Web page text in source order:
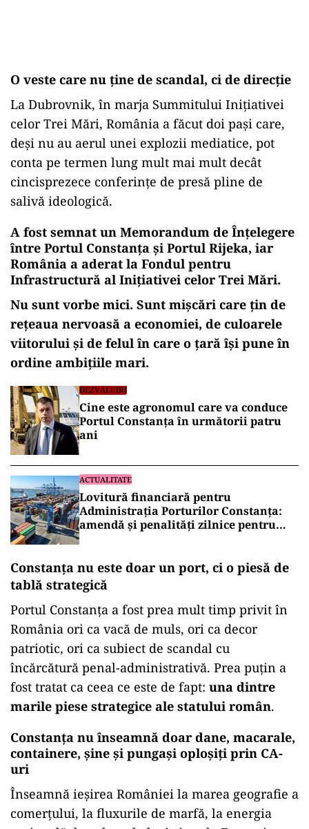
O veste care nu ține de scandal, ci de direcție
La Dubrovnik, în marja Summitului Inițiativei
celor Trei Mări, România a făcut doi pași care,
deși nu au aerul unei explozii mediatice, pot
conta pe termen lung mult mai mult decât
cincisprezece conferințe de presă pline de
salivă ideologică.
A fost semnat un Memorandum de Înțelegere
între Portul Constanța și Portul Rijeka, iar
România a aderat la Fondul pentru
Infrastructură al Inițiativei celor Trei Mări.
Nu sunt vorbe mici. Sunt mișcări care țin de
rețeaua nervoasă a economiei, de culoarele
viitorului și de felul în care o țară își pune în
ordine ambițiile mari.
DEZVĂLUIRI
Cine este agronomul care va conduce
Portul Constanța în următorii patru
ani
ACTUALITATE
Lovitură financiară pentru
Administrația Porturilor Constanța:
amendă și penalități zilnice pentru
Constanța nu este doar un port, ci o piesă de
tablă strategică
Portul Constanța a fost prea mult timp privit în
România ori ca vacă de muls, ori ca decor
patriotic, ori ca subiect de scandal cu
încărcătură penal-administrativă. Prea puțin a
fost tratat ca ceea ce este de fapt: una dintre
marile piese strategice ale statului român.
Constanța nu înseamnă doar dane, macarale,
containere, șine și pungași oploșiți prin CA-
uri
Înseamnă ieșirea României la marea geografie a
comerțului, la fluxurile de marfă, la energia